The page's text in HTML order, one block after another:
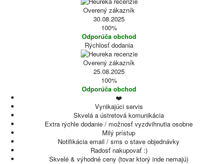
Overený zákazník
30.08.2025
100%
Odporúča obchod
Rýchlosť dodania
Overený zákazník
25.08.2025
100%
Odporúča obchod
❤️
Vynikajúci servis
Skvelá a ústretová komunikácia
Extra rýchle dodanie / možnosť vyzdvihnutia osobne
Milý prístup
Notifikácia email / sms o stave objednávky
Radosť nakupovať :)
Skvelé & výhodné ceny (tovar ktorý inde nemajú)